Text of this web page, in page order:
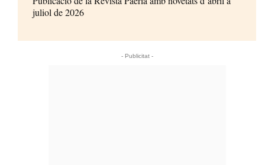
juliol de 2026
- Publicitat -